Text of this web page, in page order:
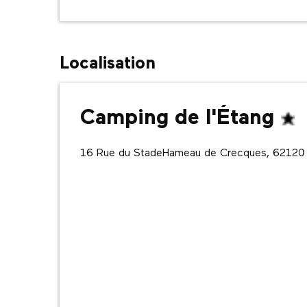
Localisation
Camping de l'Étang
16 Rue du StadeHameau de Crecques, 62120